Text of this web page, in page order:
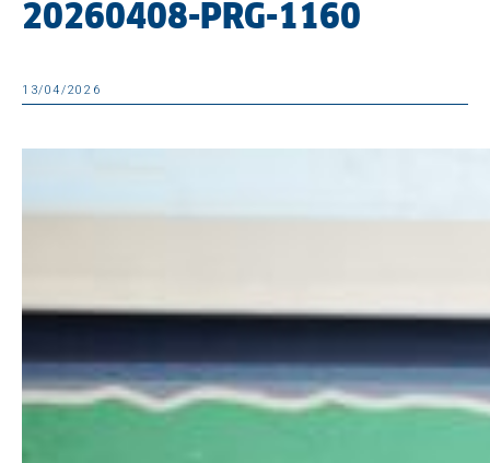
20260408-PRG-1160
13/04/2026